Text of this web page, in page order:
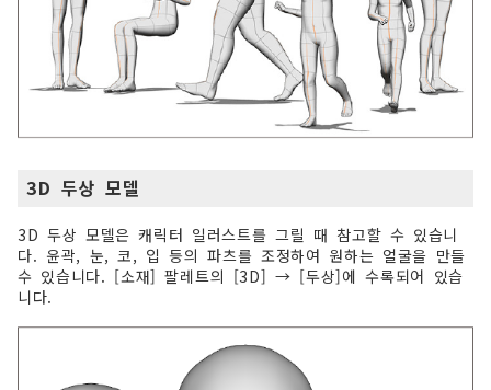
3D 두상 모델
3D 두상 모델은 캐릭터 일러스트를 그릴 때 참고할 수 있습니
다. 윤곽, 눈, 코, 입 등의 파츠를 조정하여 원하는 얼굴을 만들
수 있습니다. [소재] 팔레트의 [3D] → [두상]에 수록되어 있습
니다.